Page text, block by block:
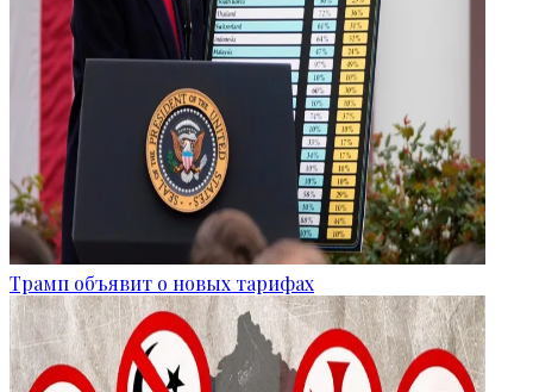
Трамп объявит о новых тарифах